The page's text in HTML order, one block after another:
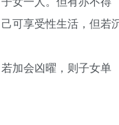
可享受性生活，但若
加会凶曜，则子女单